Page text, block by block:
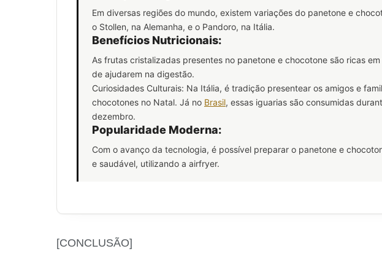
Em diversas regiões do mundo, existem variações do panetone e
o Stollen, na Alemanha, e o Pandoro, na Itália.
Benefícios Nutricionais:
As frutas cristalizadas presentes no panetone e chocotone são ricas
de ajudarem na digestão.
Curiosidades Culturais: Na Itália, é tradição presentear os amigos e
chocotones no Natal. Já no Brasil, essas iguarias são consumidas
dezembro.
Popularidade Moderna:
Com o avanço da tecnologia, é possível preparar o panetone e
e saudável, utilizando a airfryer.
[CONCLUSÃO]